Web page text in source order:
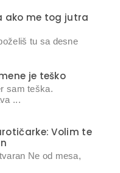
ako me tog jutra
tu sa desne
je teško
sam teška.
...
Volim te
Ne od mesa,